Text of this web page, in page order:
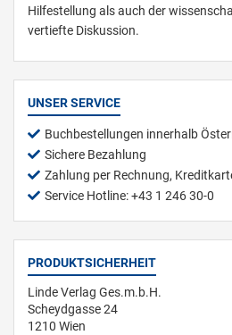
Hilfestellung als auch der
vertiefte Diskussion.
UNSER SERVICE
Buchbestellungen innerhalb
Sichere Bezahlung
Zahlung per Rechnung,
Service Hotline: +43 1 246 30-0
PRODUKTSICHERHEIT
Linde Verlag Ges.m.b.H.
Scheydgasse 24
1210 Wien